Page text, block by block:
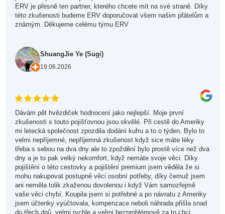
ERV je přesně ten partner, kterého chcete mít na své straně. Díky
této zkušenosti budeme ERV doporučovat všem našim přátelům a
známým. Děkujeme celému týmu ERV
ShuangJie Ye (Sugi)
19.06.2026
Dávám pět hvězdiček hodnocení jako nejlepší. Moje první
zkušenosti s touto pojišťovnou jsou skvělé. Při cestě do Ameriky
mi letecká společnost zpozdila dodání kufru a to o týden. Bylo to
velmi nepříjemné, nepříjemná zkušenost když sice máte léky
třeba s sebou na dva dny ale to zpoždění bylo prostě více než dva
dny a je to pak velký nekomfort, když nemáte svoje věci. Díky
pojištění o této cestovky a pojištění premium jsem věděla že si
mohu nakupovat postupně věci osobní potřeby, díky čemuž jsem
ani neměla tolik zkaženou dovolenou i když Vám samozřejmě
vaše věci chybí. Koupila jsem si potřebné a po návratu z Ameriky
jsem účtenky vyúčtovala, kompenzace neboli náhrada přišla snad
do třech dnů, velmi rychle a velmi bezproblémově za to chci